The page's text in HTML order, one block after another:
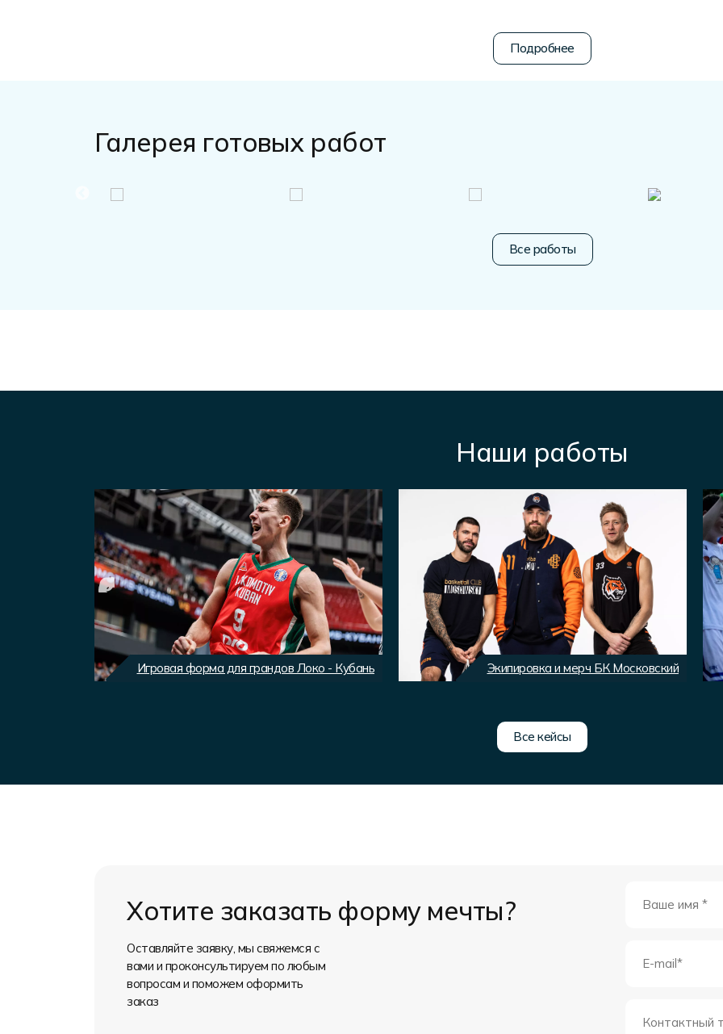
Галерея готовых работ
Все работы
Наши работы
Игровая форма для грандов Локо - Кубань Экипировка и мерч БК Московский
Все кейсы
Хотите заказать форму мечты?
Оставляйте заявку, мы свяжемся с
вами и проконсультируем по любым
вопросам и поможем оформить
заказ